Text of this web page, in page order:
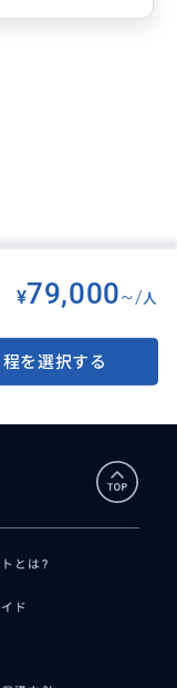
¥79,000~/人
程を選択する
レスで行く、ユングフラ
ンデルワルド、ラウタ
日本人が付き添います。
とは?
ド